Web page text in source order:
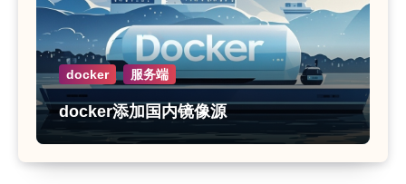
docker 服务端
docker添加国内镜像源